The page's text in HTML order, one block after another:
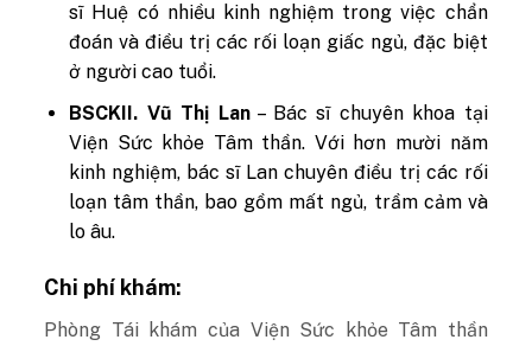
sĩ Huệ có nhiều kinh nghiệm trong việc chẩn
đoán và điều trị các rối loạn giấc ngủ, đặc biệt
ở người cao tuổi.
BSCKII. Vũ Thị Lan– Bác sĩ chuyên khoa tại
Viện Sức khỏe Tâm thần. Với hơn mười năm
kinh nghiệm, bác sĩ Lan chuyên điều trị các rối
loạn tâm thần, bao gồm mất ngủ, trầm cảm và
lo âu.
Chi phí khám:
Phòng Tái khám của Viện Sức khỏe Tâm thần